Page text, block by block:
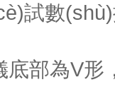
試數
部為V形